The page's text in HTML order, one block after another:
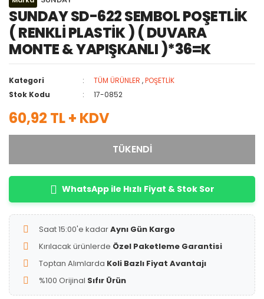
SUNDAY SD-622 SEMBOL POŞETLİK
( RENKLİ PLASTİK ) ( DUVARA
MONTE & YAPIŞKANLI )*36=K
Kategori TÜM ÜRÜNLER ,POŞETLİK
Stok Kodu
17-0852
60,92 TL + KDV
TÜKENDİ
WhatsApp ile Hızlı Fiyat & Stok Sor
Saat 15:00'e kadarAynı Gün Kargo
Kırılacak ürünlerde Özel Paketleme Garantisi
Toptan Alımlarda Koli Bazlı Fiyat Avantajı
%100 Orijinal Sıfır Ürün